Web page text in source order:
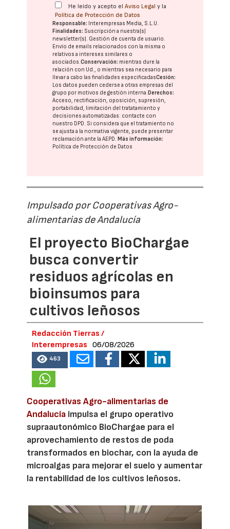
He leído y acepto elAviso Legal y la
Política de Protección de Datos
Responsable: Interempresas Media, S.L.U.
Finalidades: Suscripción a nuestra(s)
newsletter(s). Gestión de cuenta de usuario.
Envío de emails relacionados con la misma o
relativos a intereses similares o
asociados.Conservación: mientras dure la
relación con Ud., o mientras sea necesario para
llevar a cabo las finalidades especificadasCesión:
Los datos pueden cederse a otras empresas del
grupo por motivos de gestión interna. Derechos:
Acceso, rectificación, oposición, supresión,
portabilidad, limitación del tratatamiento y
decisiones automatizadas: contacte con
nuestro DPD. Si considera que el tratamiento no
se ajusta a la normativa vigente, puede presentar
reclamación ante laAEPD. Más información:
Política de Protección de Datos
Impulsado por Cooperativas Agro-
alimentarias de Andalucía
El proyecto BioChargae
busca convertir
residuos agrícolas en
bioinsumos para
cultivos leñosos
Redacción Tierras /
Interempresas
06/08/2026
463
Cooperativas Agro-alimentarias de
Andalucía impulsa el grupo operativo
supraautonómico BioChargae para el
aprovechamiento de restos de poda
transformados en biochar, con la ayuda de
microalgas para mejorar el suelo y aumentar
la rentabilidad de los cultivos leñosos.